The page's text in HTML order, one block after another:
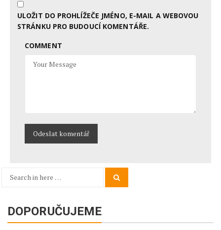
ULOŽIT DO PROHLÍŽEČE JMÉNO, E-MAIL A WEBOVOU
STRÁNKU PRO BUDOUCÍ KOMENTÁŘE.
COMMENT
Search
DOPORUČUJEME